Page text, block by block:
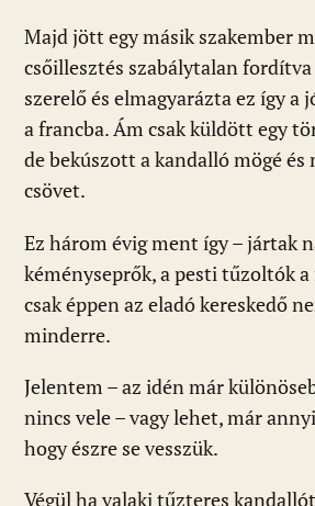
Majd jött egy másik szakember
csőillesztés szabálytalan
szerelő és elmagyarázta ez így a
a francba. Ám csak küldött egy
de bekúszott a kandalló mögé és
csövet.
Ez három évig ment így – jártak
kéményseprők, a pesti tűzoltók
csak éppen az eladó kereskedő
minderre.
Jelentem – az idén már
nincs vele – vagy lehet, már
hogy észre se vesszük.
Végül ha valaki tűzteres